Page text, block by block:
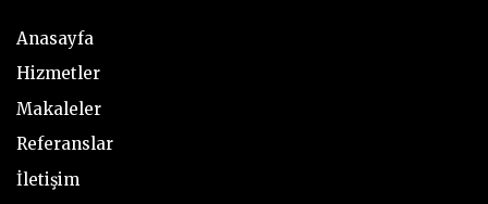
Anasayfa
Hizmetler
Makaleler
Referanslar
İletişim